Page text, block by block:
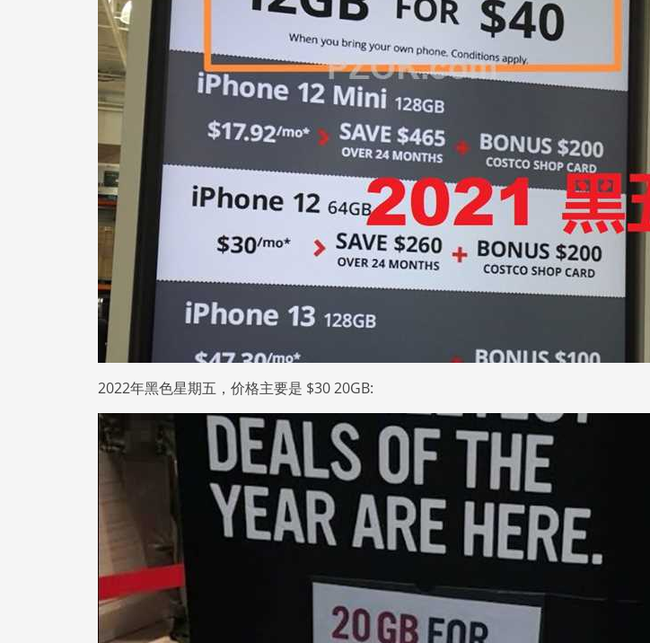
2022年黑色星期五，价格主要是 $30 20GB: